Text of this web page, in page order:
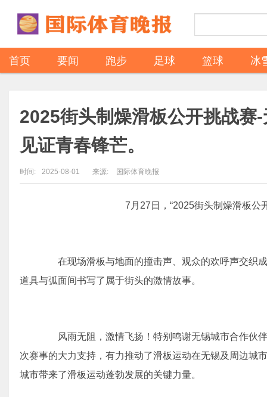
首页 要闻 跑步 足球 篮球 冰
2025街头制燥滑板公开挑战赛
见证青春锋芒。
时间: 2025-08-01 来源: 国际体育晚报
7月27日，“2025街头制燥滑板公
在现场滑板与地面的撞击声、观众的欢呼声交织
道具与弧面间书写了属于街头的激情故事。
风雨无阻，激情飞扬！特别鸣谢无锡城市合作伙
次赛事的大力支持，有力推动了滑板运动在无锡及周边城
城市带来了滑板运动蓬勃发展的关键力量。